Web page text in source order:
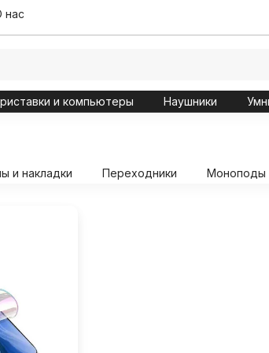
нас
и компьютеры Наушники
и накладки Переходники Моноподы